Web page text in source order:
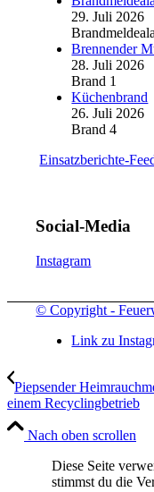
29. Juli 2026
Brennender
28. Juli 2026
Brand 1
Küchenbrand
26. Juli 2026
Brand 4
Einsatzberichte-
Social-Media
Instagram
© Copyright -
Link zu
Piepsender
einem Recyclingbetrieb
Nach oben scrollen
Diese Seite
stimmst du die